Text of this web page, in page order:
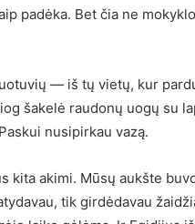
padėka. Bet čia ne
— iš tų vietų, kur
šakelė raudonų uogų su
nusipirkau vazą.
kita akimi. Mūsų aukšte
tik girdėdavau